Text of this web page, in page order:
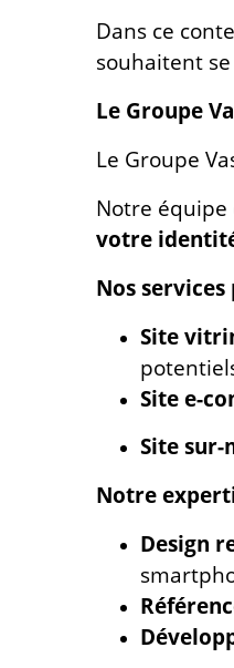
Dans ce
souhaitent
Le Groupe
Le Groupe
Notre
votre
Nos
Site
Site e-
Site sur-
Notre
Design